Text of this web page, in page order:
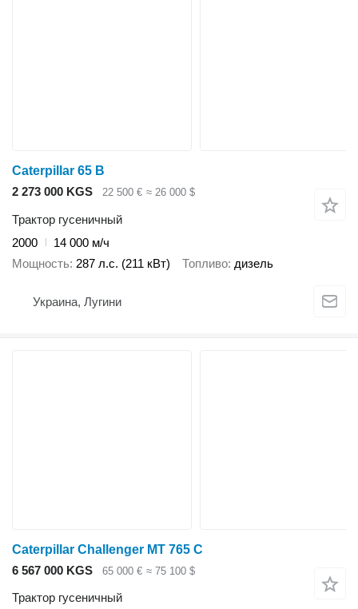
Caterpillar 65 B
2 273 000 KGS
22 500 € ≈ 26 000 $
Трактор гусеничный
2000
14 000 м/ч
Мощность 287 л.с. (211 кВт) Топливо дизель
Украина, Лугини
Caterpillar Challenger MT 765 C
6 567 000 KGS
65 000 € ≈ 75 100 $
Трактор гусеничный